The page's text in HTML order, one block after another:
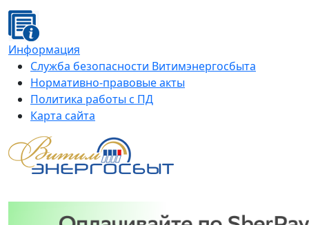
Информация
Служба безопасности Витимэнергосбыта
Нормативно-правовые акты
Политика работы с ПД
Карта сайта